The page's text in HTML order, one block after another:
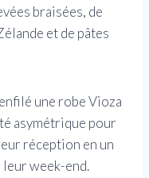
braisées, de
et de pâtes
une robe Vioza
asymétrique pour
réception en un
week-end.